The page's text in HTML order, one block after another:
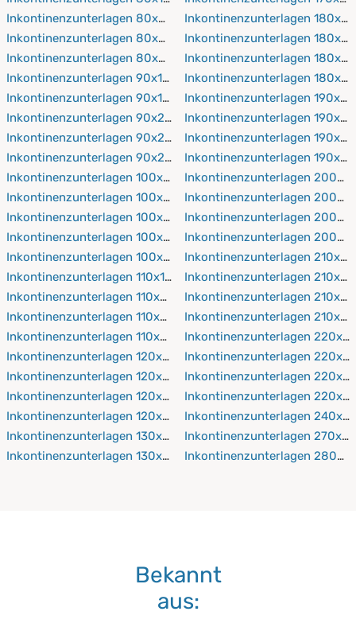
Inkontinenzunterlagen 80x200 cm
Inkontinenzunterlagen 80x210 cm
Inkontinenzunterlagen 80x220 cm
Inkontinenzunterlagen 90x150 cm
Inkontinenzunterlagen 90x190 cm
Inkontinenzunterlagen 90x200 cm
Inkontinenzunterlagen 90x210 cm
Inkontinenzunterlagen 90x220 cm
Inkontinenzunterlagen 100x150 cm
Inkontinenzunterlagen 100x190 cm
Inkontinenzunterlagen 100x200 cm
Inkontinenzunterlagen 100x210 cm
Inkontinenzunterlagen 100x220 cm
Inkontinenzunterlagen 110x190 cm
Inkontinenzunterlagen 110x200 cm
Inkontinenzunterlagen 110x210 cm
Inkontinenzunterlagen 110x220 cm
Inkontinenzunterlagen 120x190 cm
Inkontinenzunterlagen 120x200 cm
Inkontinenzunterlagen 120x210 cm
Inkontinenzunterlagen 120x220 cm
Inkontinenzunterlagen 130x190 cm
Inkontinenzunterlagen 130x200 cm
Inkontinenzunterlagen
Inkontinenzunterlagen
Inkontinenzunterlagen
Inkontinenzunterlagen
Inkontinenzunterlagen
Inkontinenzunterlagen
Inkontinenzunterlagen
Inkontinenzunterlagen
Inkontinenzunterlagen
Inkontinenzunterlagen
Inkontinenzunterlagen
Inkontinenzunterlagen
Inkontinenzunterlagen
Inkontinenzunterlagen
Inkontinenzunterlagen
Inkontinenzunterlagen
Inkontinenzunterlagen
Inkontinenzunterlagen
Inkontinenzunterlagen
Inkontinenzunterlagen
Inkontinenzunterlagen
Inkontinenzunterlagen
Inkontinenzunterlagen
Bekannt
aus: